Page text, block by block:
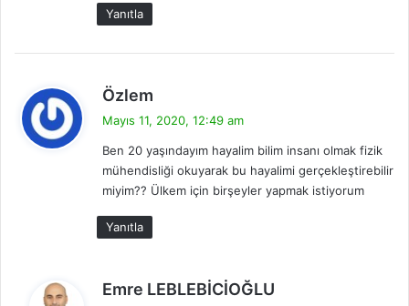
Yanıtla
Özlem
e
i
k
i
Mayıs 11, 2020, 12:49 am
Ben 20 yaşındayım hayalim bilim insanı olmak fizik
mühendisliği okuyarak bu hayalimi gerçekleştirebilir
miyim?? Ülkem için birşeyler yapmak istiyorum
Yanıtla
Emre LEBLEBİCİOĞLU